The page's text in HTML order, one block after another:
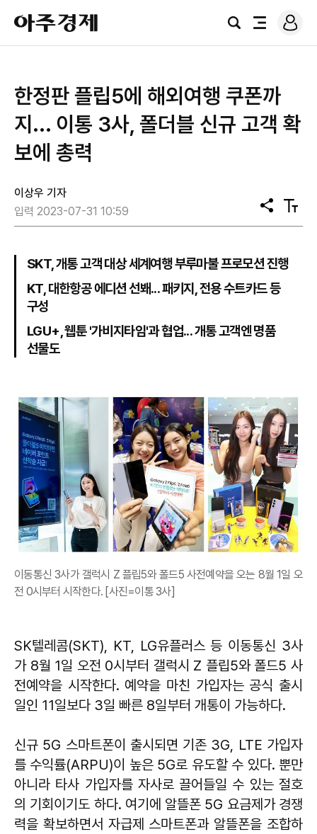
아
주
경
검
전
로
그
​한정판 플립5에 해외여행 쿠폰까
지... 이통 3사, 폴더블 신규 고객 확
보에 총력
이상우 기자
입력 2023-07-31 10:59
공
유
텍
스
SKT, 개통 고객 대상 세계여행 부루마불 프로모션 진행
KT, 대한항공 에디션 선봬... 패키지, 전용 수트카드 등
구성
LGU+, 웹툰 '가비지타임'과 협업... 개통 고객엔 명품
선물도
이동통신 3사가 갤럭시 Z 플립5와 폴드5 사전예약을 오는 8월 1일 오
전 0시부터 시작한다. [사진=이통 3사]
SK텔레콤(SKT), KT, LG유플러스 등 이동통신 3사
가 8월 1일 오전 0시부터 갤럭시 Z 플립5와 폴드5 사
전예약을 시작한다. 예약을 마친 가입자는 공식 출시
일인 11일보다 3일 빠른 8일부터 개통이 가능하다.
신규 5G 스마트폰이 출시되면 기존 3G, LTE 가입자
를 수익률(ARPU)이 높은 5G로 유도할 수 있다. 뿐만
아니라 타사 가입자를 자사로 끌어들일 수 있는 절호
의 기회이기도 하다. 여기에 알뜰폰 5G 요금제가 경쟁
력을 확보하면서 자급제 스마트폰과 알뜰폰을 조합하